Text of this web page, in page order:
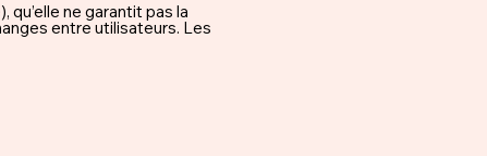
ne garantit pas la
entre utilisateurs. Les